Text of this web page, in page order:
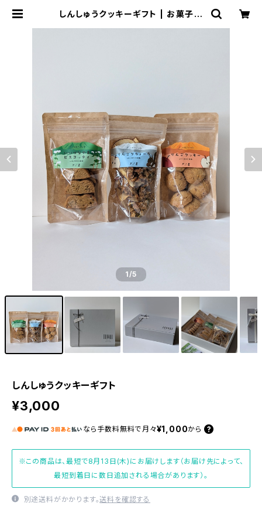
しんしゅうクッキーギフト | お菓子の
1/5
しんしゅうクッキーギフト
¥3,000
なら 手数料無料で 月々¥1,000から
※この商品は、最短で8月13日(木)にお届けします（お届け先によって、
最短到着日に数日追加される場合があります）。
別途送料がかかります。送料を確認する